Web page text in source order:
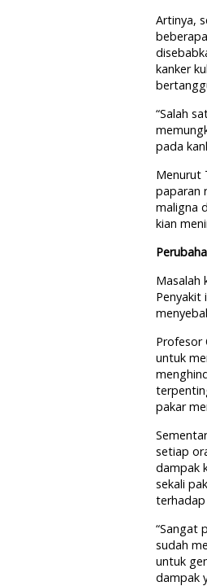
Artinya,
kanker
“Salah
pada
Menurut
paparan
maligna
kian
Masalah
Penyakit
Profesor
untuk
pakar
setiap
dampak
sekali
terhadap
“Sangat
sudah
untuk
dampak